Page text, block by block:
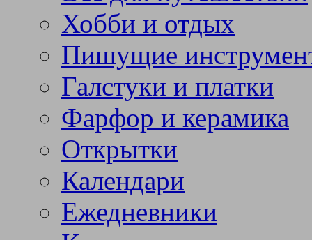
Хобби и отдых
Пишущие
Галстуки и платки
Фарфор и керамика
Открытки
Календари
Ежедневники